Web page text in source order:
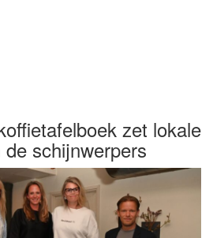
zet lokale
schijnwerpers